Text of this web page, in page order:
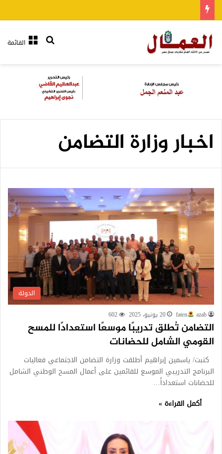
القائمةبحث عن
اخبار وزارة التضامن
الدولة
faten azab 20 يونيو، 2025 602
التضامن تُطلق تدريبًا موسعًا استعدادًا للمسح
القومي الشامل للحضانات
كتبت/ ياسمين إبراهيم أطلقت وزارة التضامن الاجتماعي فعاليات
البرنامج التدريبي الموسع للقائمين على أعمال المسح الوطني الشامل
للحضانات استعداداً…
أكمل القراءة »